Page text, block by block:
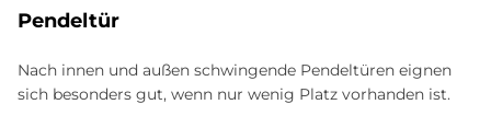
Pen­del­tür
Nach innen und außen schwingende Pendeltüren eignen
sich besonders gut, wenn nur wenig Platz vorhanden ist.